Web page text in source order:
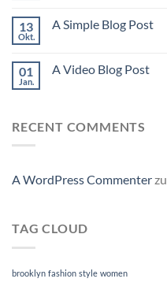
13
Okt.
A Simple Blog Post
01
Jan.
A Video Blog Post
RECENT COMMENTS
A WordPress Commenterzu
TAG CLOUD
brooklyn fashion style women